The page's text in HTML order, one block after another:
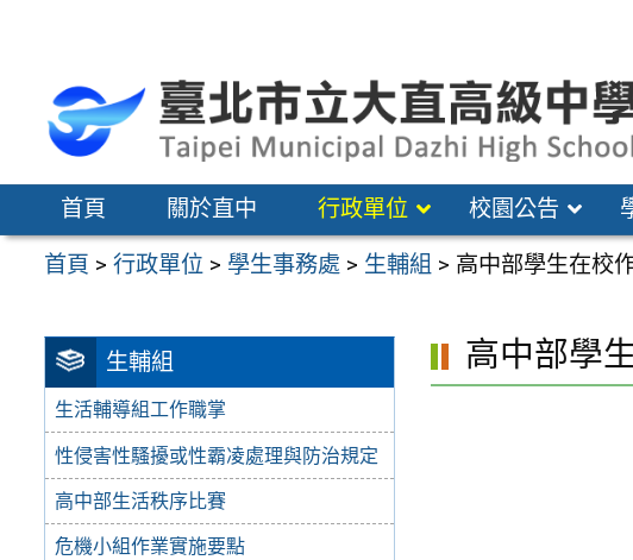
區
首頁 關於直中 行政單位 校園公告
首頁 >行政單位 > 學生事務處 > 生輔組 > 高中部學生在校
生輔組
生活輔導組工作職掌
性侵害性騷擾或性霸凌處理與防治規定
高中部生活秩序比賽
危機小組作業實施要點
高中部學